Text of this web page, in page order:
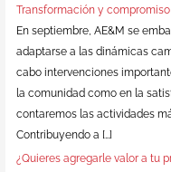
Transformación y
En septiembre, AE&M se
adaptarse a las dinámicas
cabo intervenciones
la comunidad como en la
contaremos las actividades
Contribuyendo a […]
¿Quieres agregarle valor a tu